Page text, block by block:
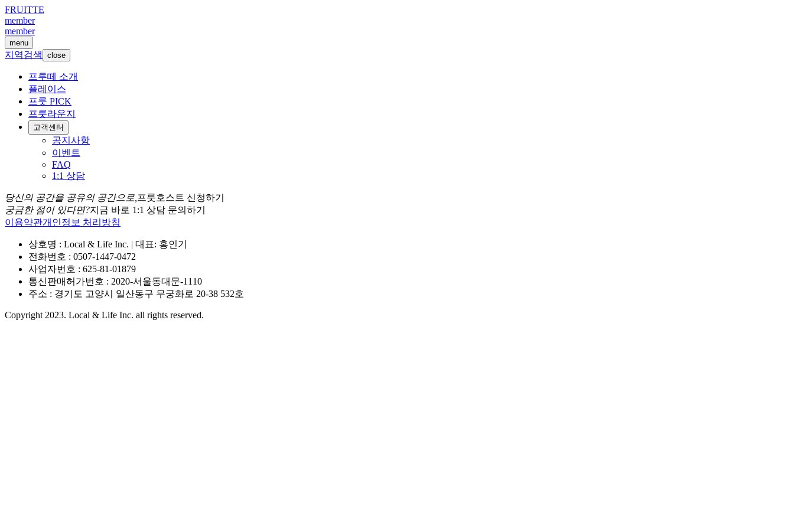
FRUITTE
member
member
menu
지역검색 close
프루떼 소개
플레이스
프룻 PICK
프룻라운지
고객센터
공지사항
이벤트
FAQ
1:1 상담
당신의 공간을 공유의 공간으로, 프룻호스트 신청하기
궁금한 점이 있다면?지금 바로 1:1 상담 문의하기
이용약관개인정보 처리방침
상호명 : Local & Life Inc. | 대표: 홍인기
전화번호 : 0507-1447-0472
사업자번호 : 625-81-01879
통신판매허가번호 : 2020-서울동대문-1110
주소 : 경기도 고양시 일산동구 무궁화로 20-38 532호
Copyright 2023. Local & Life Inc. all rights reserved.